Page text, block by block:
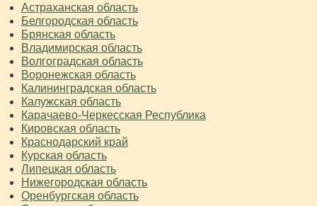
Астраханская область
Белгородская область
Брянская область
Владимирская область
Волгоградская область
Воронежская область
Калининградская область
Калужская область
Карачаево-Черкесская Республика
Кировская область
Краснодарский край
Курская область
Липецкая область
Нижегородская область
Оренбургская область